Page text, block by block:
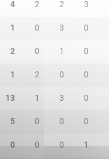
4 2 2 3
1 0 3 0
2 0 1 0
1 2 0 0
13 1 3 0
5 0 0 0
0 0 0 1